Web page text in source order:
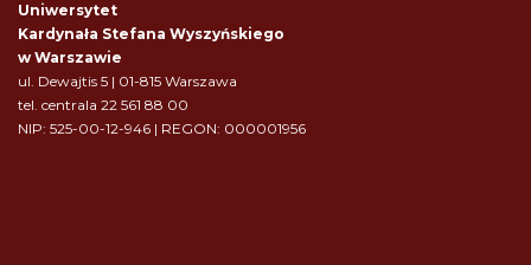
Uniwersytet
Kardynała Stefana Wyszyńskiego
w Warszawie
ul. Dewajtis 5 | 01-815 Warszawa
tel. centrala 22 561 88 00
NIP: 525-00-12-946 | REGON: 000001956